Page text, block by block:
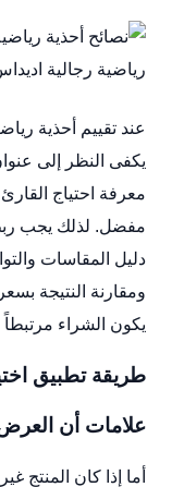
عند تقييم أحذية
يكفى النظر إلى
معرفة احتياج
دليل المقاسات
ومقارنة النتيجة
يكون الشراء
طريقة تطبيق
علامات أن العرض
أما إذا كان المنتج